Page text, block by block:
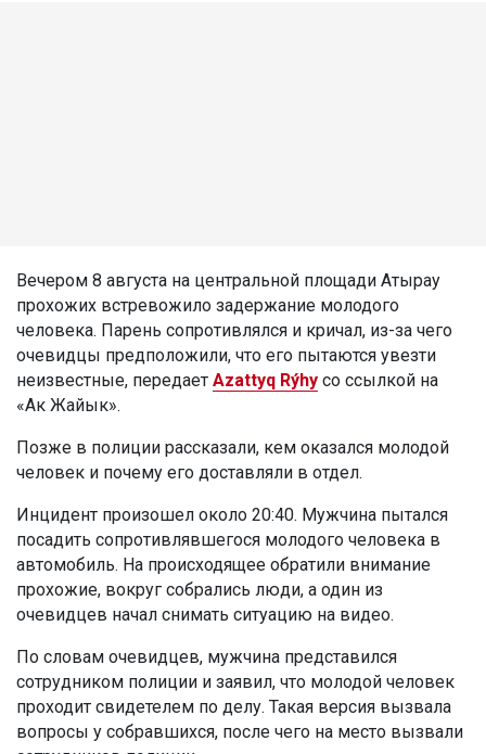
Вечером 8 августа на центральной площади Атырау
прохожих встревожило задержание молодого
человека. Парень сопротивлялся и кричал, из-за чего
очевидцы предположили, что его пытаются увезти
неизвестные, передает Azattyq Rýhy со ссылкой на
«Ак Жайык».
Позже в полиции рассказали, кем оказался молодой
человек и почему его доставляли в отдел.
Инцидент произошел около 20:40. Мужчина пытался
посадить сопротивлявшегося молодого человека в
автомобиль. На происходящее обратили внимание
прохожие, вокруг собрались люди, а один из
очевидцев начал снимать ситуацию на видео.
По словам очевидцев, мужчина представился
сотрудником полиции и заявил, что молодой человек
проходит свидетелем по делу. Такая версия вызвала
вопросы у собравшихся, после чего на место вызвали